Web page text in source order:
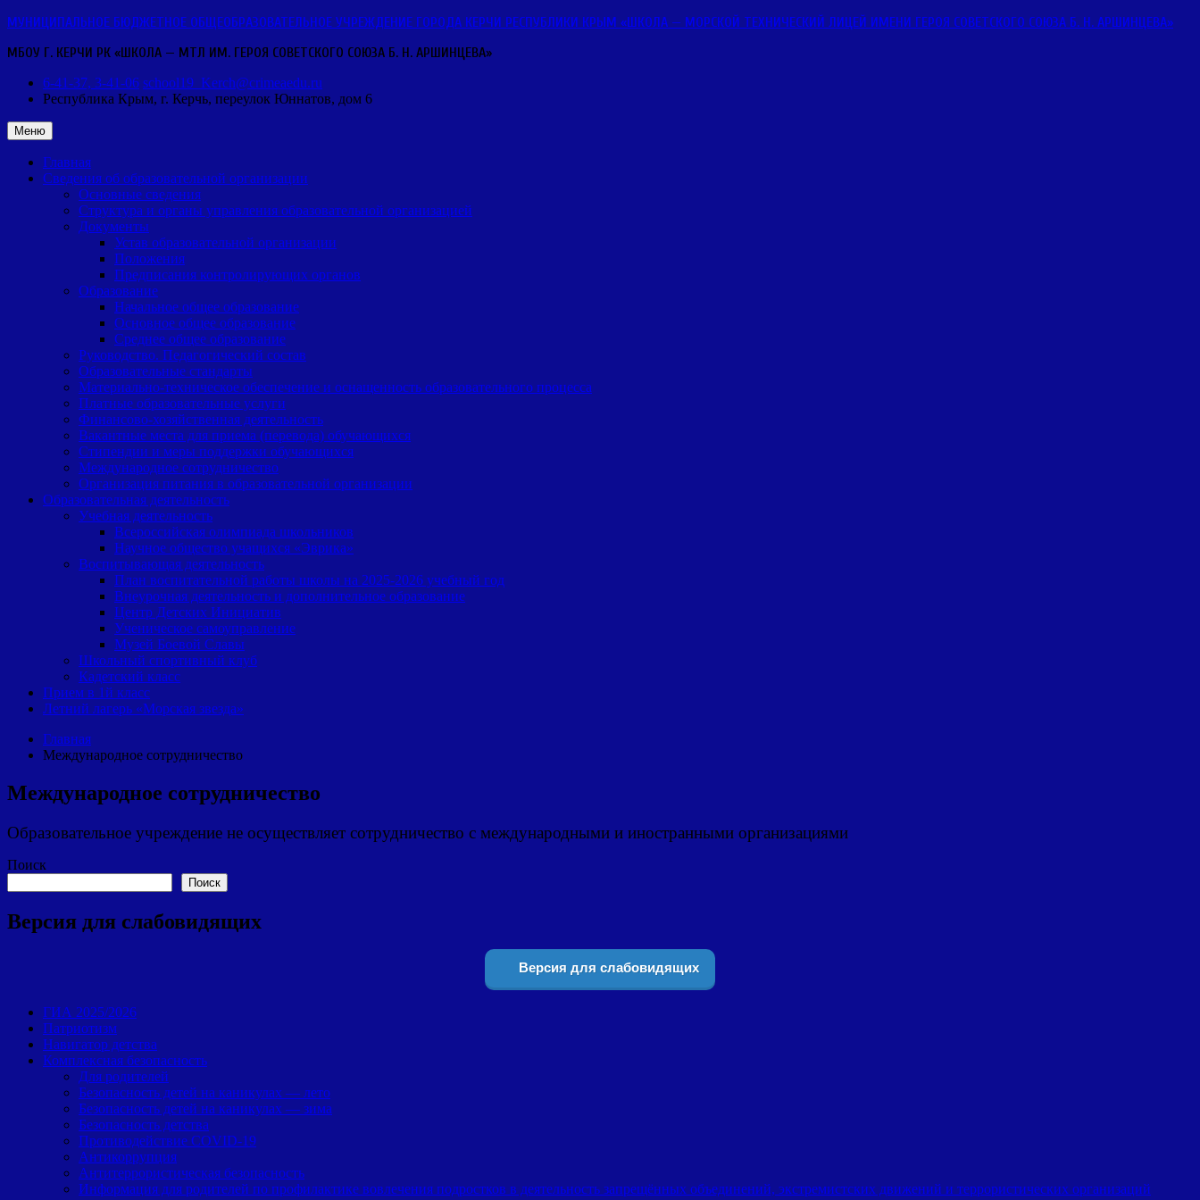
Перейти
содержимому
МУНИЦИПАЛЬНОЕ БЮДЖЕТНОЕ ОБЩЕОБРАЗОВАТЕЛЬНОЕ УЧРЕЖДЕНИЕ ГОРОДА КЕРЧИ РЕСПУБЛИКИ КРЫМ «ШКОЛА — МОРСКОЙ ТЕХНИЧЕСКИЙ ЛИЦЕЙ ИМЕНИ ГЕРОЯ СОВЕТСКОГО СОЮЗА Б. Н. АРШИНЦЕВА»
МБОУ Г. КЕРЧИ РК «ШКОЛА — МТЛ ИМ. ГЕРОЯ СОВЕТСКОГО СОЮЗА Б. Н. АРШИНЦЕВА»
6-41-37, 3-41-06 school19_Kerch@crimeaedu.ru
Республика Крым, г. Керчь, переулок Юннатов, дом 6
Меню
Главная
Сведения об образовательной организации
Основные сведения
Структура и органы управления образовательной организацией
Документы
Устав образовательной организации
Положения
Предписания контролирующих органов
Образование
Начальное общее образование
Основное общее образование
Среднее общее образование
Руководство. Педагогический состав
Образовательные стандарты
Материально-техническое обеспечение и оснащенность образовательного процесса
Платные образовательные услуги
Финансово-хозяйственная деятельность
Вакантные места для приема (перевода) обучающихся
Cтипендии и меры поддержки обучающихся
Международное сотрудничество
Организация питания в образовательной организации
Образовательная деятельность
Учебная деятельность
Всероссийская олимпиада школьников
Научное общество учащихся «Эврика»
Воспитывающая деятельность
План воспитательной работы школы на 2025-2026 учебный год
Внеурочная деятельность и дополнительное образование
Центр Детских Инициатив
Ученическое самоуправление
Музей Боевой Славы
Школьный спортивный клуб
Кадетский класс
Прием в 1й класс
Летний лагерь «Морская звезда»
Главная
Международное сотрудничество
Международное сотрудничество
Образовательное учреждение не осуществляет сотрудничество с международными и иностранными организациями
Поиск
Поиск
Версия для слабовидящих
Версия для слабовидящих
ГИА 2025/2026
Патриотизм
Навигатор детства
Комплексная безопасность
Для родителей
Безопасность детей на каникулах — лето
Безопасность детей на каникулах — зима
Безопасность детства
Противодействие COVID-19
Антикоррупция
Антитеррористическая безопасность
Информация для родителей по профилактике вовлечения подростков в деятельность запрещённых объединений, экстремистских движений и террористических организаций